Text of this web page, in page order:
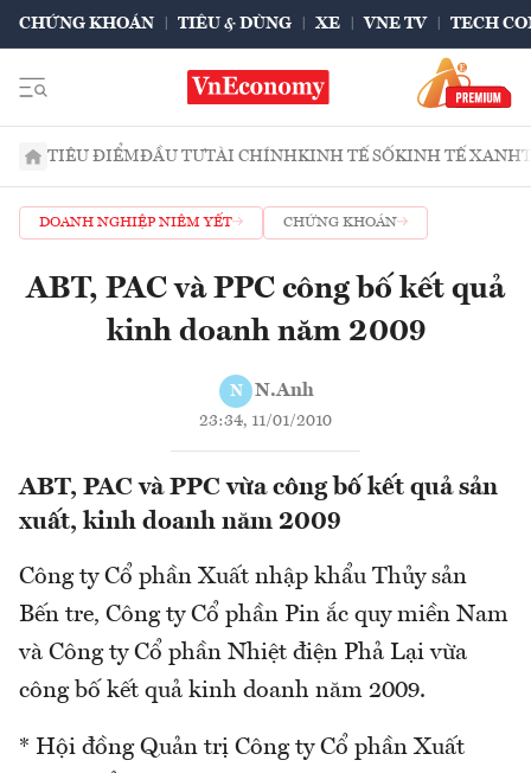
CHỨNG KHOÁN TIÊU & DÙNG XE VNE TV TECH
TIÊU ĐIỂMĐẦU TƯTÀI CHÍNHKINH TẾ SỐKINH TẾ XANH
DOANH NGHIỆP NIÊM YẾT CHỨNG KHOÁN
ABT, PAC và PPC công bố kết quả
kinh doanh năm 2009
N N.Anh
23:34, 11/01/2010
ABT, PAC và PPC vừa công bố kết quả sản
xuất, kinh doanh năm 2009
Công ty Cổ phần Xuất nhập khẩu Thủy sản
Bến tre, Công ty Cổ phần Pin ắc quy miền Nam
và Công ty Cổ phần Nhiệt điện Phả Lại vừa
công bố kết quả kinh doanh năm 2009.
* Hội đồng Quản trị Công ty Cổ phần Xuất